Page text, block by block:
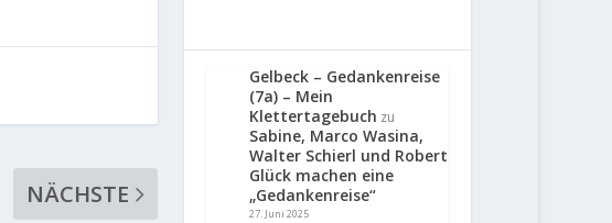
NÄCHSTE
Gelbeck – Gedankenreise
(7a) – Mein
Klettertagebuch zu
Sabine, Marco Wasina,
Walter Schierl und Robert
Glück machen eine
„Gedankenreise“
27. Juni 2025